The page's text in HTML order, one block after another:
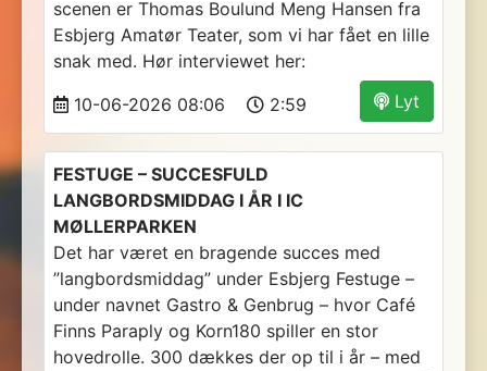
scenen er Thomas Boulund Meng Hansen fra
Esbjerg Amatør Teater, som vi har fået en lille
snak med. Hør interviewet her:
Lyt
10-06-2026 08:06 2:59
FESTUGE – SUCCESFULD
LANGBORDSMIDDAG I ÅR I IC
MØLLERPARKEN
Det har været en bragende succes med
”langbordsmiddag” under Esbjerg Festuge –
under navnet Gastro & Genbrug – hvor Café
Finns Paraply og Korn180 spiller en stor
hovedrolle. 300 dækkes der op til i år – med